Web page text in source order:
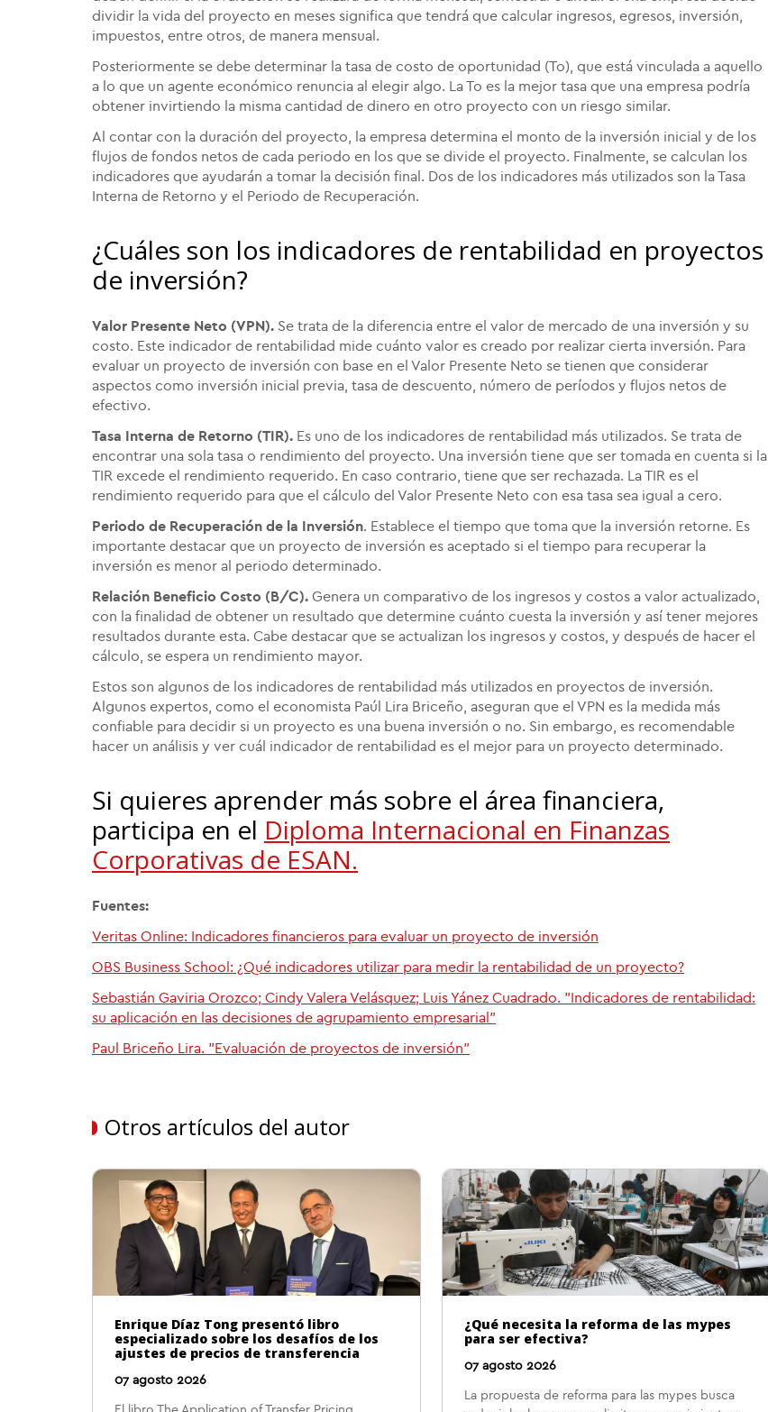
dividir la vida del proyecto en meses significa que tendrá que calcular ingresos, egresos, inversión,
impuestos, entre otros, de manera mensual.
Posteriormente se debe determinar la tasa de costo de oportunidad (To), que está vinculada a aquello
a lo que un agente económico renuncia al elegir algo. La To es la mejor tasa que una empresa podría
obtener invirtiendo la misma cantidad de dinero en otro proyecto con un riesgo similar.
Al contar con la duración del proyecto, la empresa determina el monto de la inversión inicial y de los
flujos de fondos netos de cada periodo en los que se divide el proyecto. Finalmente, se calculan los
indicadores que ayudarán a tomar la decisión final. Dos de los indicadores más utilizados son la Tasa
Interna de Retorno y el Periodo de Recuperación.
¿Cuáles son los indicadores de rentabilidad en proyectos
de inversión?
Valor Presente Neto (VPN). Se trata de la diferencia entre el valor de mercado de una inversión y su
costo. Este indicador de rentabilidad mide cuánto valor es creado por realizar cierta inversión. Para
evaluar un proyecto de inversión con base en el Valor Presente Neto se tienen que considerar
aspectos como inversión inicial previa, tasa de descuento, número de períodos y flujos netos de
efectivo.
Tasa Interna de Retorno (TIR). Es uno de los indicadores de rentabilidad más utilizados. Se trata de
encontrar una sola tasa o rendimiento del proyecto. Una inversión tiene que ser tomada en cuenta si la
TIR excede el rendimiento requerido. En caso contrario, tiene que ser rechazada. La TIR es el
rendimiento requerido para que el cálculo del Valor Presente Neto con esa tasa sea igual a cero.
Periodo de Recuperación de la Inversión. Establece el tiempo que toma que la inversión retorne. Es
importante destacar que un proyecto de inversión es aceptado si el tiempo para recuperar la
inversión es menor al periodo determinado.
Relación Beneficio Costo (B/C). Genera un comparativo de los ingresos y costos a valor actualizado,
con la finalidad de obtener un resultado que determine cuánto cuesta la inversión y así tener mejores
resultados durante esta. Cabe destacar que se actualizan los ingresos y costos, y después de hacer el
cálculo, se espera un rendimiento mayor.
Estos son algunos de los indicadores de rentabilidad más utilizados en proyectos de inversión.
Algunos expertos, como el economista Paúl Lira Briceño, aseguran que el VPN es la medida más
confiable para decidir si un proyecto es una buena inversión o no. Sin embargo, es recomendable
hacer un análisis y ver cuál indicador de rentabilidad es el mejor para un proyecto determinado.
Si quieres aprender más sobre el área financiera,
participa en el Diploma Internacional en Finanzas
Corporativas de ESAN.
Fuentes:
Veritas Online: Indicadores financieros para evaluar un proyecto de inversión
OBS Business School: ¿Qué indicadores utilizar para medir la rentabilidad de un proyecto?
Sebastián Gaviria Orozco; Cindy Valera Velásquez; Luis Yánez Cuadrado. "Indicadores de rentabilidad:
su aplicación en las decisiones de agrupamiento empresarial"
Paul Briceño Lira. "Evaluación de proyectos de inversión"
Otros artículos del autor
Enrique Díaz Tong presentó libro
especializado sobre los desafíos de los
ajustes de precios de transferencia
07 agosto 2026
¿Qué necesita la reforma de las mypes
para ser efectiva?
07 agosto 2026
La propuesta de reforma para las mypes busca